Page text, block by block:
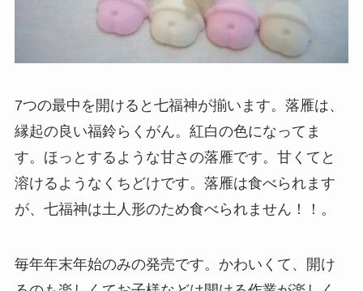
7つの最中を開けると七福神が揃います。落雁は、
縁起の良い福鈴らくがん。紅白の色になってま
す。ほっとするような甘さの落雁です。甘くてと
溶けるようなくちどけです。落雁は食べられます
が、七福神は土人形のため食べられません！！。
毎年年末年始のみの発売です。かわいくて、開け